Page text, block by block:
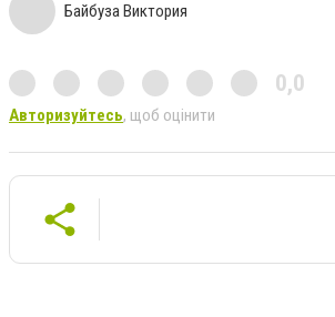
Байбуза Виктория
0,0
Авторизуйтесь, щоб оцінити